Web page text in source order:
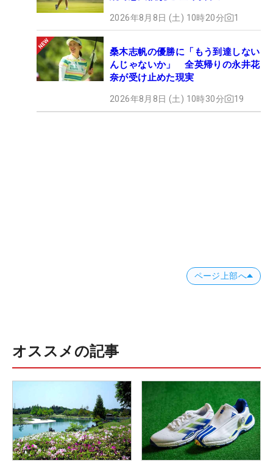
2026年8月8日 (土) 10時20分 1
桑木志帆の優勝に「もう到達しない
んじゃないか」 全英帰りの永井花
奈が受け止めた現実
2026年8月8日 (土) 10時30分 19
ページ上部へ
オススメの記事